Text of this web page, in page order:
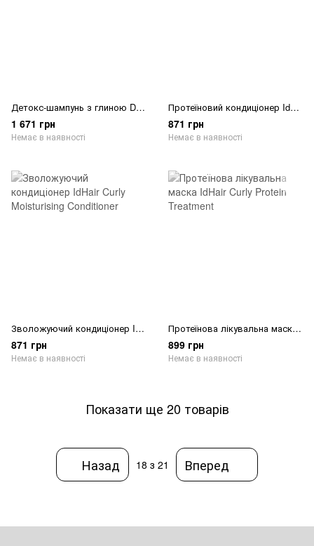
Детокс-шампунь з глиною Davroe Curlicue Cleansing Clay Shampoo
1 671 грн
Немає в наявності
Протеїновий кондиціонер IdHair Curly Protein Conditioner
871 грн
Немає в наявності
Зволожуючий кондиціонер IdHair Curly Moisturising Conditioner
871 грн
Немає в наявності
Протеїнова лікувальна маска IdHair Curly Protein Treatment
899 грн
Немає в наявності
Показати ще 20 товарів
Назад 18 з 21 Вперед